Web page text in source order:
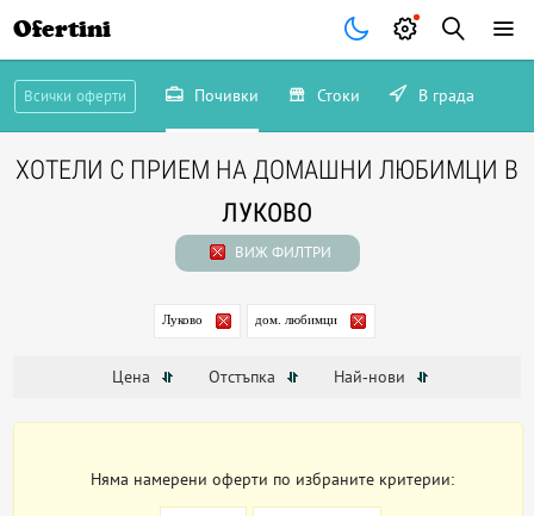
Ofertini
Всички оферти Почивки Стоки В града
ХОТЕЛИ С ПРИЕМ НА ДОМАШНИ ЛЮБИМЦИ В
ЛУКОВО
ВИЖ ФИЛТРИ
Луково дом. любимци
Цена Отстъпка Най-нови
Няма намерени оферти по избраните критерии: